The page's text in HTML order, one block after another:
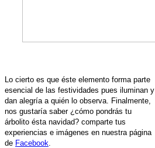
Lo cierto es que éste elemento forma parte
esencial de las festividades pues iluminan y
dan alegría a quién lo observa. Finalmente,
nos gustaría saber ¿cómo pondrás tu
árbolito ésta navidad? comparte tus
experiencias e imágenes en nuestra página
de Facebook